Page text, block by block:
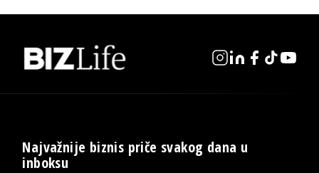
Najvažnije biznis priče svakog dana u
inboksu